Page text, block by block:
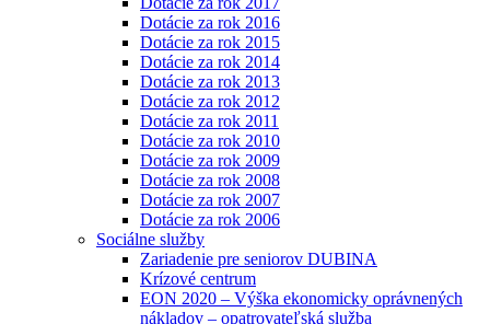
Dotácie za rok 2016
Dotácie za rok 2015
Dotácie za rok 2014
Dotácie za rok 2013
Dotácie za rok 2012
Dotácie za rok 2011
Dotácie za rok 2010
Dotácie za rok 2009
Dotácie za rok 2008
Dotácie za rok 2007
Dotácie za rok 2006
Sociálne služby
Zariadenie pre seniorov DUBINA
Krízové centrum
EON 2020 – Výška ekonomicky oprávnených
nákladov – opatrovateľská služba